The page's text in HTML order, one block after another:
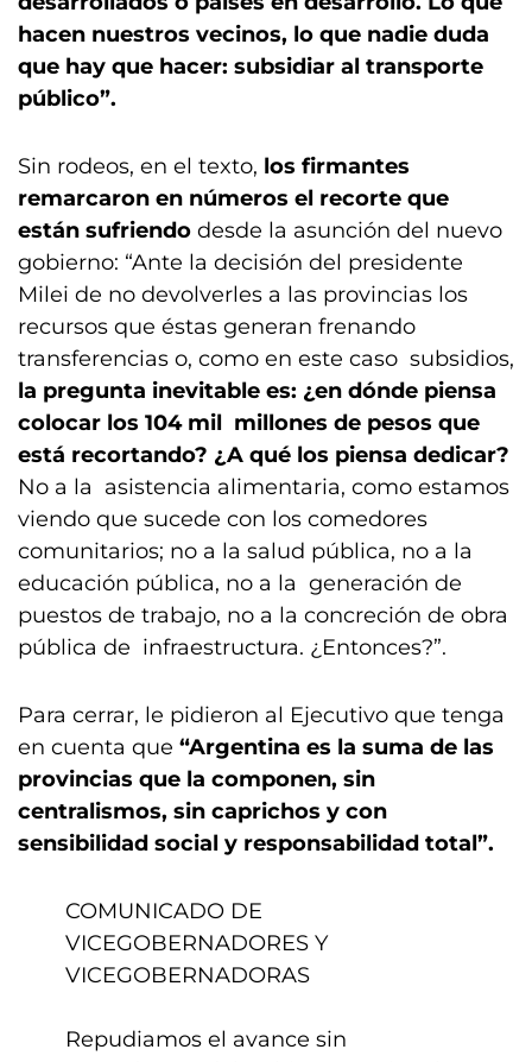
hacen nuestros vecinos, lo que nadie duda
que hay que hacer: subsidiar al transporte
público”.
Sin rodeos, en el texto, los firmantes
remarcaron en números el recorte que
están sufriendo desde la asunción del nuevo
gobierno: “Ante la decisión del presidente
Milei de no devolverles a las provincias los
recursos que éstas generan frenando
transferencias o, como en este caso subsidios,
la pregunta inevitable es: ¿en dónde piensa
colocar los 104 mil millones de pesos que
está recortando? ¿A qué los piensa dedicar?
No a la asistencia alimentaria, como estamos
viendo que sucede con los comedores
comunitarios; no a la salud pública, no a la
educación pública, no a la generación de
puestos de trabajo, no a la concreción de obra
pública de infraestructura. ¿Entonces?”.
Para cerrar, le pidieron al Ejecutivo que tenga
en cuenta que “Argentina es la suma de las
provincias que la componen, sin
centralismos, sin caprichos y con
sensibilidad social y responsabilidad total”.
COMUNICADO DE
VICEGOBERNADORES Y
VICEGOBERNADORAS
Repudiamos el avance sin